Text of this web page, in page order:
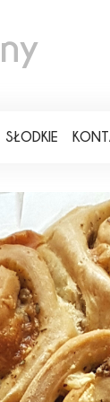
SŁODKIE